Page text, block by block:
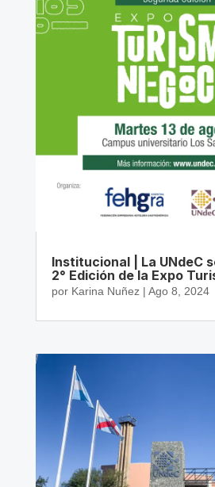
Institucional | La UNdeC
2° Edición de la Expo
por Karina Nuñez| Ago 8, 2024